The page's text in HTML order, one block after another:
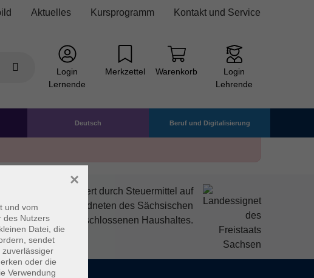
Aktuelles Kursprogramm Kontakt und Service
Login
Lernende
Merkzettel Warenkorb
Login
Lehrende
Deutsch Beruf und Digitalisierung
wird mitfinanziert durch Steuermittel auf
von den Abgeordneten des Sächsischen
Landtags beschlossenen Haushaltes.
und vom
des Nutzers
Datei, die
sendet
oder die
Verwendung
×